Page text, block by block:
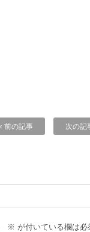
前の記事 次の記
※ が付いている欄は必